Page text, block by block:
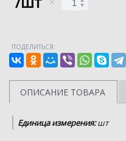
ПОДЕЛИТЬСЯ:
ОПИСАНИЕ ТОВАРА
Единица измерения:шт